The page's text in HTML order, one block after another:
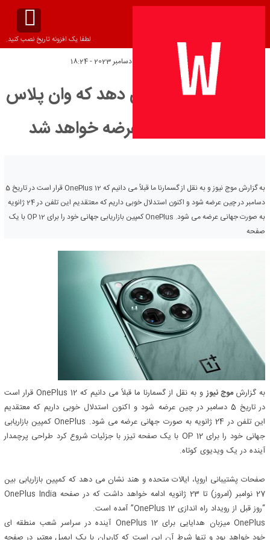
لطفا یک افزونه تاریخ نصب کنید.
تاریخ انتشار:
تیزر رسمی نشان می دهد که وان پلاس
به گزارش موج نیوز و به نقل از گسمارنا ما قبلاً می دانیم که OnePlus 12 قرار است در تاریخ 5
دسامبر در چین عرضه شود و اکنون استدلال خوبی داریم که معتقدیم این تلفن در 24 ژانویه
به صورت جهانی عرضه می شود. OnePlus کمپین بازاریابی جهانی خود را برای OP 12 با یک
صفحه
به گزارشموج نیوز
و به نقل از گسمارنا ما قبلاً می دانیم که OnePlus 12 قرار است
در تاریخ 5 دسامبر در چین عرضه شود و اکنون استدلال خوبی داریم که معتقدیم
این تلفن در 24 ژانویه به صورت جهانی عرضه می شود. OnePlus کمپین بازاریابی
جهانی خود را برای OP 12 با یک صفحه تیزر با جزئیات شروع کرد طراحی پرچمدار
آینده در یک ویدیوی کوتاه.
صفحات پشتیبانی اروپا، ایالات متحده و هند نشان می دهد که کمپین بازاریابی بین
27 نوامبر (امروز) تا 23 ژانویه ادامه خواهد داشت که در صفحه OnePlus India
“روز قبل از رویداد راه اندازی OnePlus 12” آمده است.
OnePlus میزبان هدایایی برای OnePlus 12 آینده در سراسر شعب منطقه ای